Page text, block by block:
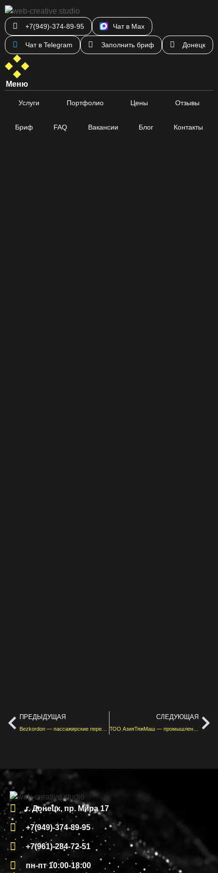
+7(949)-374-89-95 Чат в Max
Чат в Telegram Заполнить бриф Донецк
Меню
Услуги Портфолио Цены Отзывы
Бриф FAQ Вакансии Блог Контакты
ПРЕДЫДУЩАЯ СЛЕДУЮЩАЯ
ТОО АзияТяжМаш — промышленное оборудование
г. Донецк, пр. Мира 17
+7(949)-374-89-95
+7(961)-284-72-51
пн-пт 10:00-18:00